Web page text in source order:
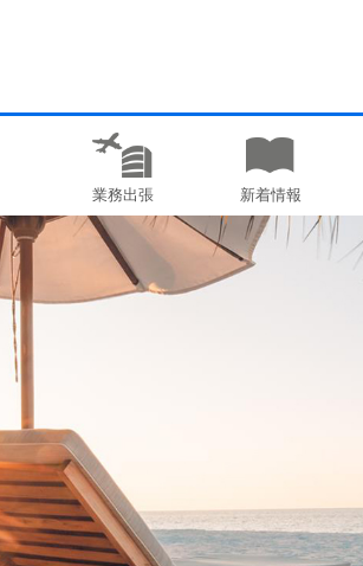
業務出張 新着情報